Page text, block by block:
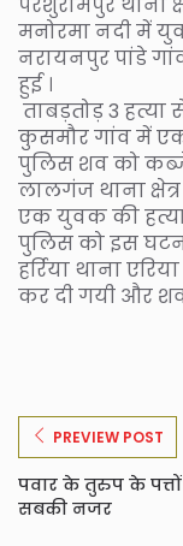
मनोरमा नदी में
नरायनपुर पांडे
हुई ।
ताबड़तोड़ 3
कुसमौर गांव में एक
पुलिस शव को
लालगंज थाना
एक युवक की
पुलिस को इस
हर्रिया थाना
कर दी गयी और
PREVIEW POST
पवार के तुरुप के
सबकी नजर